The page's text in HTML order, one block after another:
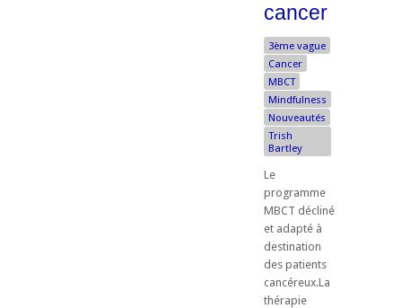
cancer
3ème vague
Cancer
MBCT
Mindfulness
Nouveautés
Trish
Bartley
Le
programme
MBCT décliné
et adapté à
destination
des patients
cancéreux.La
thérapie